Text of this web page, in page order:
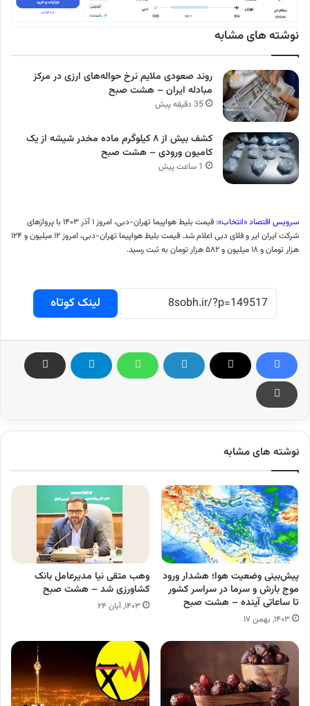
نوشته های مشابه
روند صعودی ملایم نرخ حواله‌های ارزی در مرکز
مبادله ایران – هشت صبح
35 دقیقه پیش
کشف بیش از ۸ کیلوگرم ماده مخدر شیشه از یک
کامیون ورودی – هشت صبح
1 ساعت پیش
سرویس اقتصاد «انتخاب»:
قیمت بلیط هواپیما تهران-دبی، امروز ۱ آذر ۱۴۰۳ با پرواز‌های
شرکت ایران ایر و فلای دبی اعلام شد. قیمت بلیط هواپیما تهران-دبی، امروز ۱۲ میلیون و ۱۲۴
هزار تومان و ۱۸ میلیون و ۵۸۲ هزار تومان به ثبت رسید.
لینک کوتاه
نوشته های مشابه
پیش‌بینی وضعیت هوا؛ هشدار ورود
موج بارش و سرما در سراسر کشور
تا ساعاتی آینده – هشت صبح
۱۴۰۳, بهمن ۱۷
وهب متقی نیا مدیرعامل بانک
کشاورزی شد – هشت صبح
۱۴۰۳, آبان ۲۴